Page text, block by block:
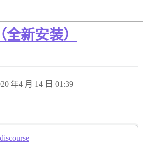
新安装）
年4 月 14 日 01:39